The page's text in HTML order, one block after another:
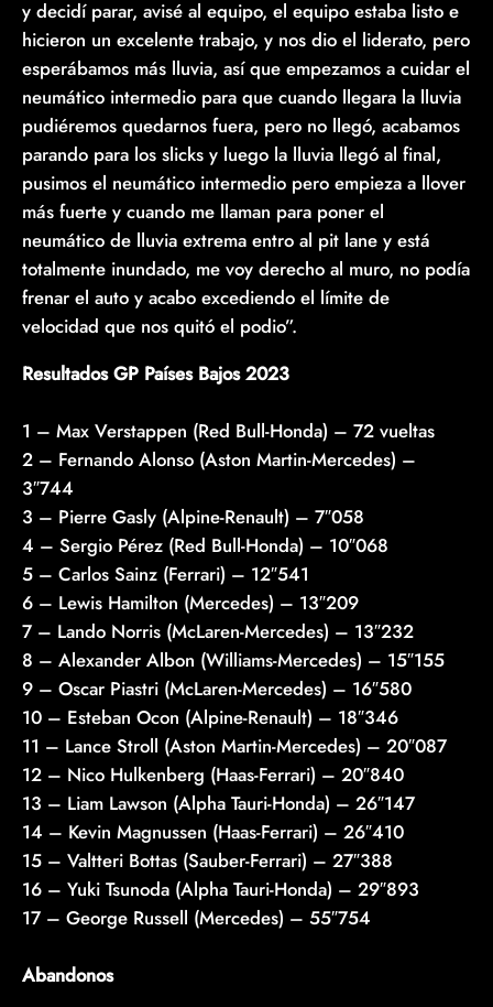
y decidí parar, avisé al equipo, el equipo estaba listo e
hicieron un excelente trabajo, y nos dio el liderato, pero
esperábamos más lluvia, así que empezamos a cuidar el
neumático intermedio para que cuando llegara la lluvia
pudiéremos quedarnos fuera, pero no llegó, acabamos
parando para los slicks y luego la lluvia llegó al final,
pusimos el neumático intermedio pero empieza a llover
más fuerte y cuando me llaman para poner el
neumático de lluvia extrema entro al pit lane y está
totalmente inundado, me voy derecho al muro, no podía
frenar el auto y acabo excediendo el límite de
velocidad que nos quitó el podio”.
Resultados GP Países Bajos 2023
1 – Max Verstappen (Red Bull-Honda) – 72 vueltas
2 – Fernando Alonso (Aston Martin-Mercedes) –
3″744
3 – Pierre Gasly (Alpine-Renault) – 7″058
4 – Sergio Pérez (Red Bull-Honda) – 10″068
5 – Carlos Sainz (Ferrari) – 12″541
6 – Lewis Hamilton (Mercedes) – 13″209
7 – Lando Norris (McLaren-Mercedes) – 13″232
8 – Alexander Albon (Williams-Mercedes) – 15″155
9 – Oscar Piastri (McLaren-Mercedes) – 16″580
10 – Esteban Ocon (Alpine-Renault) – 18″346
11 – Lance Stroll (Aston Martin-Mercedes) – 20″087
12 – Nico Hulkenberg (Haas-Ferrari) – 20″840
13 – Liam Lawson (Alpha Tauri-Honda) – 26″147
14 – Kevin Magnussen (Haas-Ferrari) – 26″410
15 – Valtteri Bottas (Sauber-Ferrari) – 27″388
16 – Yuki Tsunoda (Alpha Tauri-Honda) – 29″893
17 – George Russell (Mercedes) – 55″754
Abandonos